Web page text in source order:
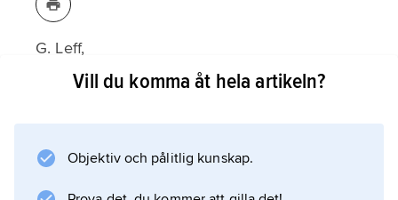
G. Leff,
William of Ockham
Vill du komma åt hela artikeln?
Objektiv och pålitlig kunskap.